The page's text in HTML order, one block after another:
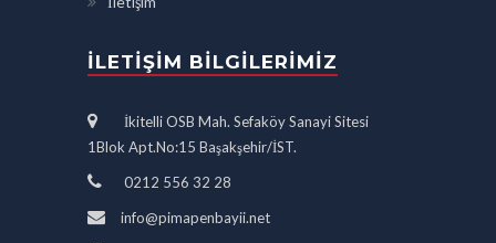
İLETIŞIM BILGILERIMIZ
İkitelli OSB Mah. Sefaköy Sanayi Sitesi
1Blok Apt.No:15 Başakşehir/İST.
0212 556 32 28
info@pimapenbayii.net